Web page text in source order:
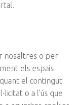
nosaltres o per
els espais
el contingut
o a l’ús que